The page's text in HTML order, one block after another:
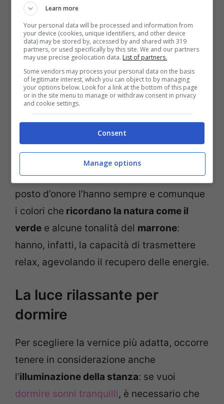
dunque, uneffetto calmante
allontanare lo stress, favorendo serenità e
armonia. Sebbene sia un colore neutro –
che ad alcuni può non piacere per le pareti
di casa – ilbiancofavorisce serenità e
concentrazione.
In tutte le sue tonalità, ilbluè l’alleato
perfetto per trasmetteretranquillità e
, rilassando la mente a conclusione di
una faticosa giornata. Ovviamente, un
posto d’onore l’hanno sempre e comunque
i colori che ricordano la natura come il
verde e alcune tonalità del marrone:
hanno, infatti, la capacità di trasmettere
relax, agevolando il recupero delle energie.
La luce rilassante per
dormire
Per scegliere la vernice più adatta, occorre
tenere in considerazione anche
l’illuminazione della stanza: se vuoi
dormire sonni tranquilli, è necessario che
Learn more
Your personal data will be processed and information from
your device (cookies, unique identifiers, and other device
data) may be stored by, accessed by and shared with 319
partners, or used specifically by this site. We and our partners
may use precise geolocation data. List of partners.
Some vendors may process your personal data on the basis
of legitimate interest, which you can object to by managing
your options below. Look for a link at the bottom of this page
or in the site menu to manage or withdraw consent in privacy
and cookie settings.
Consent
Manage options